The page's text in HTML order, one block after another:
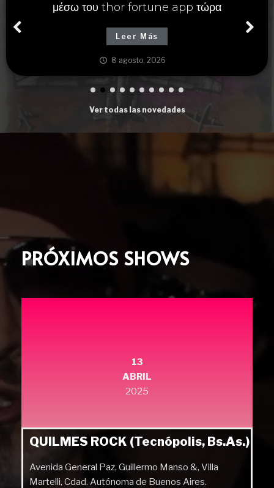
μέσω του thor fortune app τώρα
Leer Más
8 agosto, 2026
Ver todas las novedades
PRÓXIMOS SHOWS
13
ABRIL
2025
QUILMES ROCK (Tecnópolis, Bs.As.)
Avenida General Paz, Guillermo Manso &, Villa
Martelli, Cdad. Autónoma de Buenos Aires.